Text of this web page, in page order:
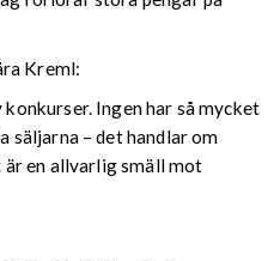
Kreml:
Ingen har så mycket
– det handlar om
en allvarlig smäll mot